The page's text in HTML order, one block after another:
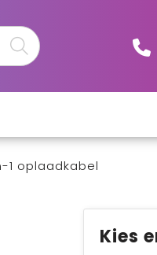
1 oplaadkabel
Kies